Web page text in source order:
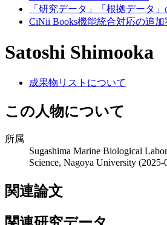
「研究データ」「根拠データ
CiNii Books機能統合対応の追
Satoshi Shimooka
成果物リストについて
この人物について
所属
Sugashima Marine Biological
Science, Nagoya University (2025-
関連論文